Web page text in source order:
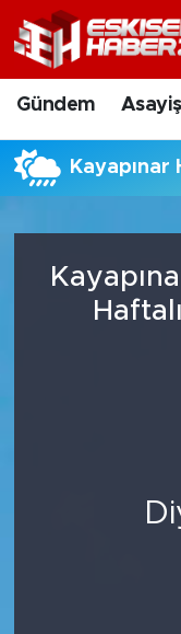
Gündem Asayiş
Kayapınar
Gündem
Asayiş
Siyaset
Sağlık
Nöbetçi
Hava Durumu
Trafik Durumu
Tüm